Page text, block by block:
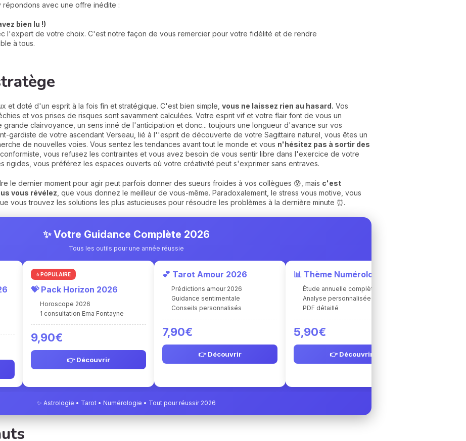
avec une offre inédite :
bien lu !)
l'expert de votre choix. C'est notre façon de vous remercier pour votre fidélité et de rendre
à tous.
et doté d'un esprit à la fois fin et stratégique. C'est bien simple, vous ne laissez rien au hasard. Vos
et vos prises de risques sont savamment calculées. Votre esprit vif et votre flair font de vous un
grande clairvoyance, un sens inné de l'anticipation et donc... toujours une longueur d'avance sur vos
gardiste de votre ascendant Verseau, lié à l''esprit de découverte de votre Sagittaire naturel, vous êtes un
de nouvelles voies. Vous sentez les tendances avant tout le monde et vous n'hésitez pas à sortir des
vous refusez les contraintes et vous avez besoin de vous sentir libre dans l'exercice de votre
rigides, vous préférez les espaces ouverts où votre créativité peut s'exprimer sans entraves.
le dernier moment pour agir peut parfois donner des sueurs froides à vos collègues 😰, mais c'est
vous révélez , que vous donnez le meilleur de vous-même. Paradoxalement, le stress vous motive, vous
vous trouvez les solutions les plus astucieuses pour résoudre les problèmes à la dernière minute ⏰.
✨ Votre Guidance Complète 2026
Tous les outils pour une année réussie
⭐ POPULAIRE
💝 Pack Horizon 2026
Horoscope 2026
1 consultation Ema Fontayne
9,90€
👉 Découvrir
💕 Tarot Amour 2026
Prédictions amour 2026
Guidance sentimentale
Conseils personnalisés
7,90€
👉 Découvrir
📊 Thème Numérologique
Étude annuelle complète
Analyse personnalisée
PDF détaillé
5,90€
👉 Découvrir
✨ Astrologie • Tarot • Numérologie • Tout pour réussir 2026